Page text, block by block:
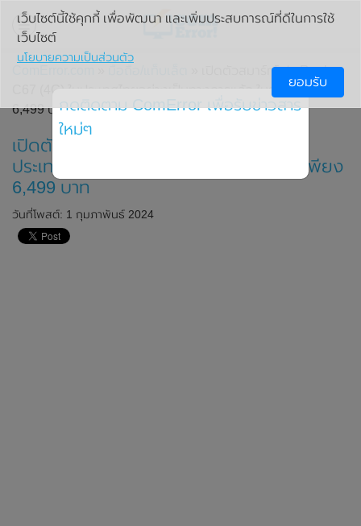
» เปิดตัวสมาร์ทโฟน Realme
C67 (4G) ในประเทศไทยอย่างเป็นทางการแล้ว ในราคาเพียง
6,499 บาท
เปิดตัวสมาร์ทโฟน Realme C67 (4G) ใน
ประเทศไทยอย่างเป็นทางการแล้ว ในราคาเพียง
6,499 บาท
วันที่โพสต์: 1 กุมภาพันธ์ 2024
เว็บไซต์นี้ใช้คุกกี้ เพื่อพัฒนา และเพิ่มประสบการณ์ที่ดีในการใช้
เว็บไซต์
นโยบายความเป็นส่วนตัว
ยอมรับ
กดติดตาม ComError เพื่อรับข่าวสาร
ใหม่ๆ